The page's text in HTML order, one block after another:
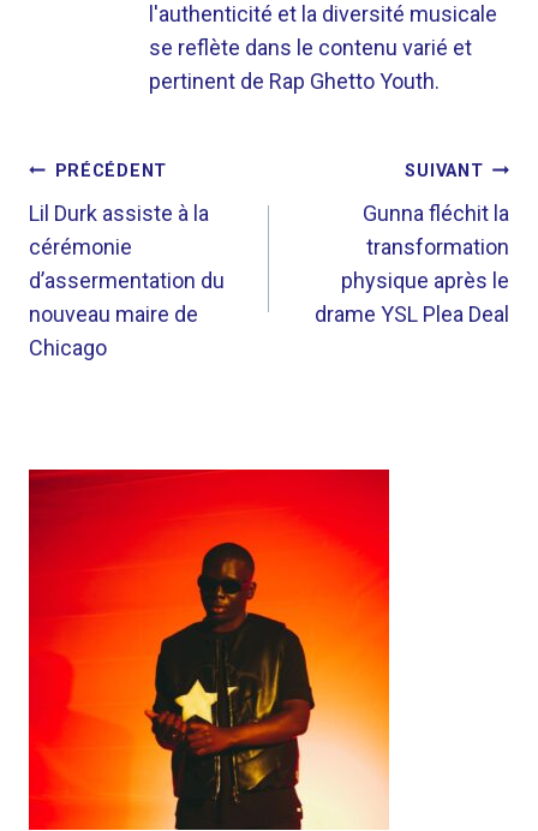
l'authenticité et la diversité musicale
se reflète dans le contenu varié et
pertinent de Rap Ghetto Youth.
NAVIGATION
DE
L’ARTICLE
PRÉCÉDENT
Lil Durk assiste à la
cérémonie
d’assermentation du
nouveau maire de
Chicago
SUIVANT
Gunna fléchit la
transformation
physique après le
drame YSL Plea Deal